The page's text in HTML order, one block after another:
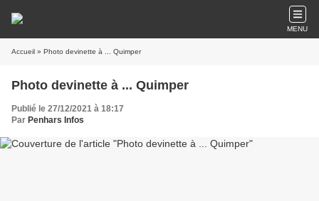
MENU
Accueil » Photo devinette à ... Quimper
Photo devinette à ... Quimper
Publié le 27/12/2021 à 18:17
Par Penhars Infos